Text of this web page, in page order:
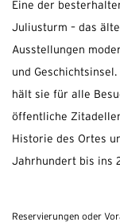
Eine der
Juliusturm – das
Ausstellungen
und
hält sie für alle
öffentliche
Historie des Ortes
Jahrhundert bis ins
Reservierungen oder